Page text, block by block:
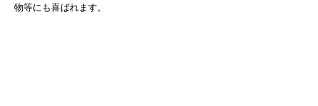
物等にも喜ばれます。